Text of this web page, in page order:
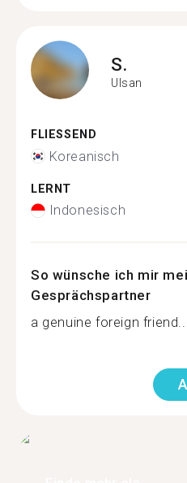
S.
Ulsan
FLIESSEND
Koreanisch
LERNT
Indonesisch
So wünsche ich mir
Gesprächspartner
a genuine foreign